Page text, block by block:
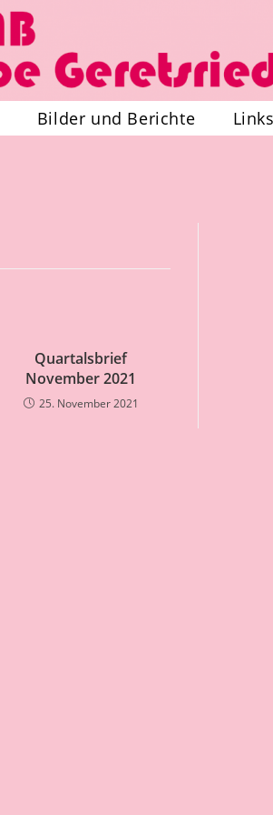
Bilder und Berichte Links
Quartalsbrief
November 2021
25. November 2021